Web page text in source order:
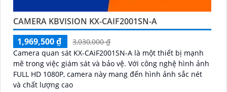
CAMERA KBVISION KX-CAIF2001SN-A
1,969,500 ₫
3,030,000 ₫
Camera quan sát KX-CAiF2001SN-A là một thiết bị mạnh
mẽ trong việc giám sát và bảo vệ. Với công nghệ hình ảnh
FULL HD 1080P, camera này mang đến hình ảnh sắc nét
và chất lượng cao